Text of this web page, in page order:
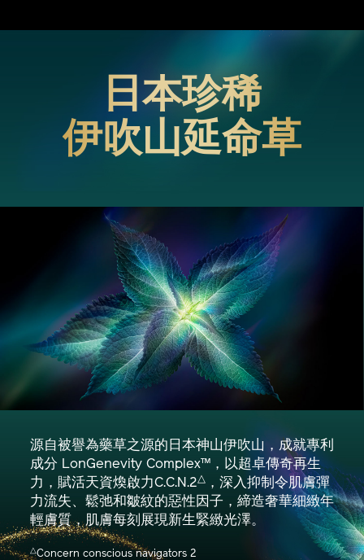
日本珍稀
伊吹山延命草
源自被譽為藥草之源的日本神山伊吹山，成就專利
成分 LonGenevity Complex™，以超卓傳奇再生
力，賦活天資煥啟力C.C.N.2△
，深入抑制令肌膚彈
力流失、鬆弛和皺紋的惡性因子，締造奢華細緻年
輕膚質，肌膚每刻展現新生緊緻光澤。
△Concern conscious navigators 2